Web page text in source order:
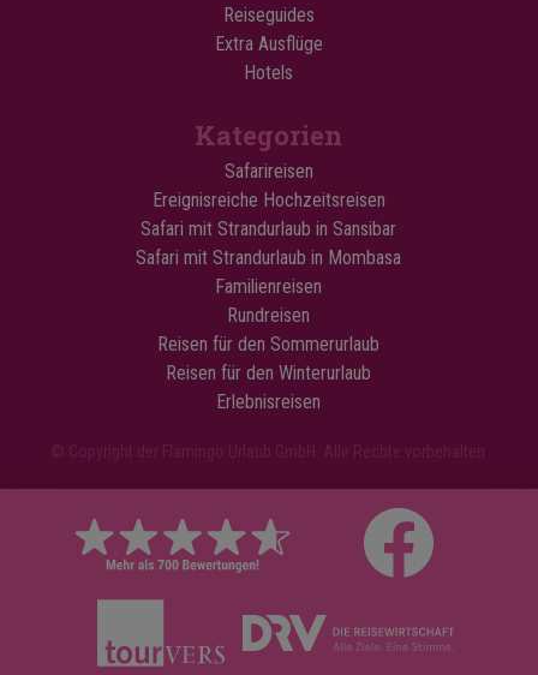
Reiseguides
Extra Ausflüge
Hotels
Kategorien
Safarireisen
Ereignisreiche Hochzeitsreisen
Safari mit Strandurlaub in Sansibar
Safari mit Strandurlaub in Mombasa
Familienreisen
Rundreisen
Reisen für den Sommerurlaub
Reisen für den Winterurlaub
Erlebnisreisen